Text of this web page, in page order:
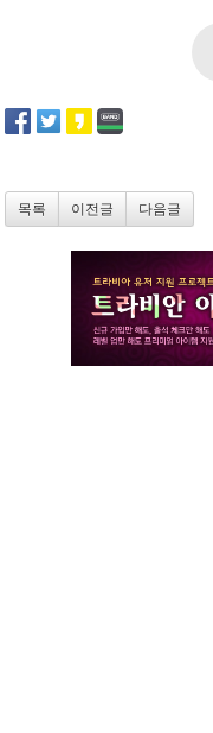
목록 이전글 다음글